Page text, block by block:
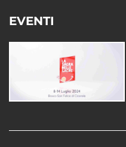
EVENTI